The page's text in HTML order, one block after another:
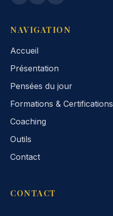
NAVIGATION
Accueil
Présentation
Pensées du jour
Formations & Certifications
Coaching
Outils
Contact
CONTACT